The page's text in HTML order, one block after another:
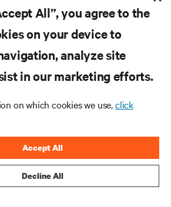
•
All”, you agree to the
on your device to
analyze site
in our marketing efforts.
on which cookies we use,click
Decline All
Accept All